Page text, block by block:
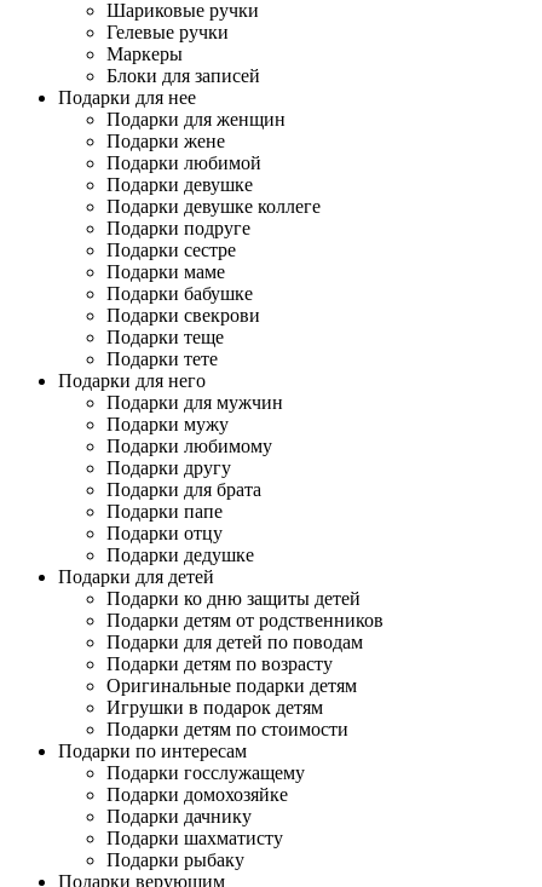
Шариковые ручки
Гелевые ручки
Маркеры
Блоки для записей
Подарки для нее
Подарки для женщин
Подарки жене
Подарки любимой
Подарки девушке
Подарки девушке коллеге
Подарки подруге
Подарки сестре
Подарки маме
Подарки бабушке
Подарки свекрови
Подарки теще
Подарки тете
Подарки для него
Подарки для мужчин
Подарки мужу
Подарки любимому
Подарки другу
Подарки для брата
Подарки папе
Подарки отцу
Подарки дедушке
Подарки для детей
Подарки ко дню защиты детей
Подарки детям от родственников
Подарки для детей по поводам
Подарки детям по возрасту
Оригинальные подарки детям
Игрушки в подарок детям
Подарки детям по стоимости
Подарки по интересам
Подарки госслужащему
Подарки домохозяйке
Подарки дачнику
Подарки шахматисту
Подарки рыбаку
Подарки верующим